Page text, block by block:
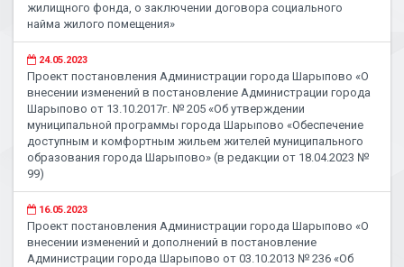
жилищного фонда, о заключении договора социального
найма жилого помещения»
24.05.2023
Проект постановления Администрации города Шарыпово «О
внесении изменений в постановление Администрации города
Шарыпово от 13.10.2017г. № 205 «Об утверждении
муниципальной программы города Шарыпово «Обеспечение
доступным и комфортным жильем жителей муниципального
образования города Шарыпово» (в редакции от 18.04.2023 №
99)
16.05.2023
Проект постановления Администрации города Шарыпово «О
внесении изменений и дополнений в постановление
Администрации города Шарыпово от 03.10.2013 № 236 «Об